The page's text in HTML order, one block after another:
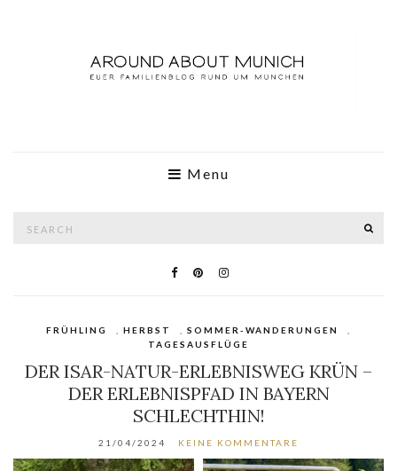
Menu
FRÜHLING HERBST SOMMER-WANDERUNGEN
TAGESAUSFLÜGE
DER ISAR-NATUR-ERLEBNISWEG KRÜN –
DER ERLEBNISPFAD IN BAYERN
SCHLECHTHIN!
21/04/2024 KEINE KOMMENTARE